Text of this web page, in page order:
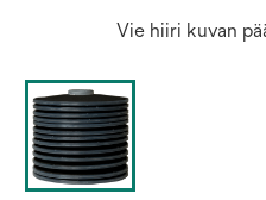
Vie hiiri kuvan